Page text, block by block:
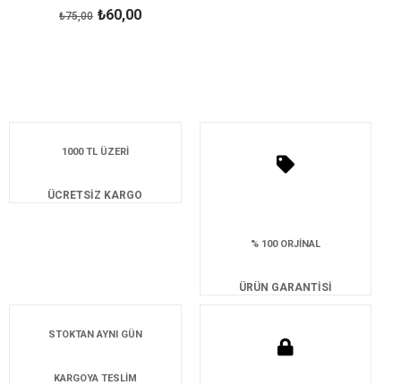
₺60,00
₺75,00
1000 TL ÜZERİ
ÜCRETSİZ KARGO
% 100 ORJİNAL
ÜRÜN GARANTİSİ
STOKTAN AYNI GÜN
KARGOYA TESLİM